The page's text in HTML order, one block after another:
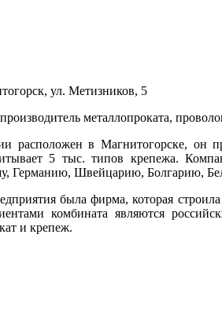
ул. Метизников, 5
металлопроката,
расположен в Магнитогорске, он
5 тыс. типов крепежа.
Германию, Швейцарию, Болгарию,
была фирма, которая
комбината являются
и крепеж.